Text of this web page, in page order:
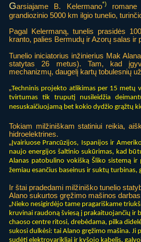
Garsiajame B. Kelermano*)romane
grandiozinio 5000 km ilgio tunelio,
Pagal Kelermaną, tunelis prasidės
kranto, palies Bermudų ir Azorų salas
Tunelio iniciatorius inžinierius Mak
statytas 26 metus). Tam, kad
mechanizmų, daugelį kartų tobulesnių
„Techninis projekto atlikimas per 15 metų
tvirtumas tik truputį nusileidžia
nesuskaičiuojamą bet kokio dydžio grąžtų
Tokiam milžiniškam statiniui reikia,
hidroelektrines.
„Įvairiuose Prancūzijos, Ispanijos ir
naujo energijos šaltinio sukūrimas, kad
Alanas patobulino vokišką Šliko sistemą
žemiau esančius baseinus ir suktų
Ir štai pradedami milžiniško tunelio
Alano sukurtos gręžimo mašinos
„Nieko nesigirdėjo tame pragariškame
kruvinai raudoną šviesą į prakaituojančių ir
chaoso centre ritosi, drebėdama, pilka
sukosi dulkėsi: tai Alano gręžimo mašina. Ji
sudėti elektrovarikliai ir kyšojo kabelis,